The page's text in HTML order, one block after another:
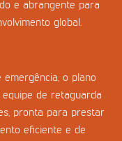
e abrangente para
global.
o plano
de retaguarda
pronta para prestar
eficiente e de